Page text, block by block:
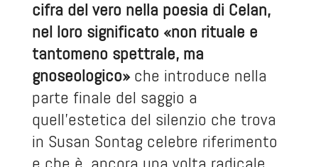
cifra del vero nella poesia di Celan,
nel loro significato «non rituale e
tantomeno spettrale, ma
gnoseologico»che introduce nella
parte finale del saggio a
quell’estetica del silenzio che trova
in Susan Sontag celebre riferimento